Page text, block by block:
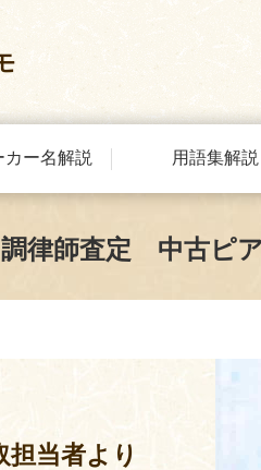
カー名解説 用語集解説
律師査定 中古ピ
当者より